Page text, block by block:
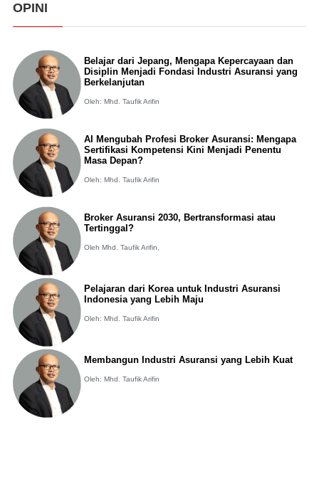
OPINI
Belajar dari Jepang, Mengapa Kepercayaan dan
Disiplin Menjadi Fondasi Industri Asuransi yang
Berkelanjutan
Oleh: Mhd. Taufik Arifin
AI Mengubah Profesi Broker Asuransi: Mengapa
Sertifikasi Kompetensi Kini Menjadi Penentu
Masa Depan?
Oleh: Mhd. Taufik Arifin
Broker Asuransi 2030, Bertransformasi atau
Tertinggal?
Oleh Mhd. Taufik Arifin,
Pelajaran dari Korea untuk Industri Asuransi
Indonesia yang Lebih Maju
Oleh: Mhd. Taufik Arifin
Membangun Industri Asuransi yang Lebih Kuat
Oleh: Mhd. Taufik Arifin